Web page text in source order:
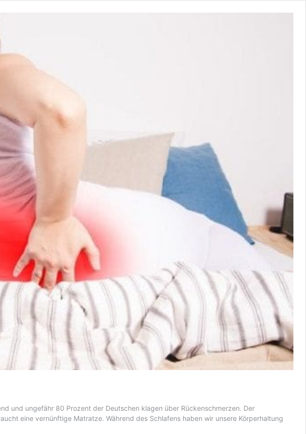
und ungefähr 80 Prozent der Deutschen klagen über Rückenschmerzen. Der
eine vernünftige Matratze. Während des Schlafens haben wir unsere Körperhaltung